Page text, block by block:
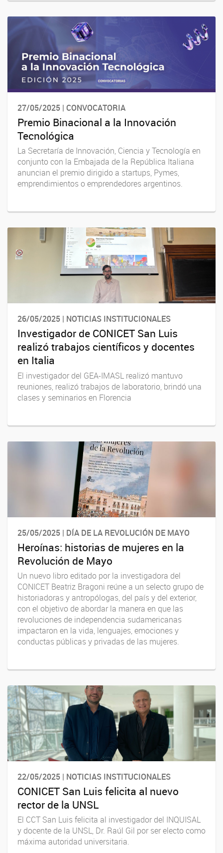
27/05/2025 | CONVOCATORIA
Premio Binacional a la Innovación
Tecnológica
La Secretaría de Innovación, Ciencia y Tecnología en
conjunto con la Embajada de la República Italiana
anuncian el premio dirigido a startups, Pymes,
emprendimientos o emprendedores argentinos.
26/05/2025 | NOTICIAS INSTITUCIONALES
Investigador de CONICET San Luis
realizó trabajos científicos y docentes
en Italia
El investigador del GEA-IMASL realizó mantuvo
reuniones, realizó trabajos de laboratorio, brindó una
clases y seminarios en Florencia
25/05/2025 | DÍA DE LA REVOLUCIÓN DE MAYO
Heroínas: historias de mujeres en la
Revolución de Mayo
Un nuevo libro editado por la investigadora del
CONICET Beatriz Bragoni reúne a un selecto grupo de
historiadoras y antropólogas, del país y del exterior,
con el objetivo de abordar la manera en que las
revoluciones de independencia sudamericanas
impactaron en la vida, lenguajes, emociones y
conductas públicas y privadas de las mujeres.
22/05/2025 | NOTICIAS INSTITUCIONALES
CONICET San Luis felicita al nuevo
rector de la UNSL
El CCT San Luis felicita al investigador del INQUISAL
y docente de la UNSL, Dr. Raúl Gil por ser electo como
máxima autoridad universitaria.